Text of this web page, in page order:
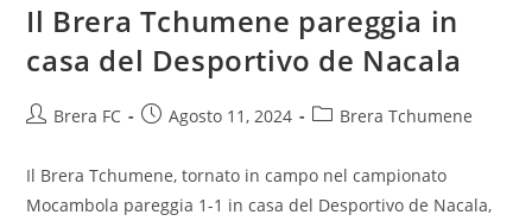
Il Brera Tchumene pareggia in
casa del Desportivo de Nacala
Brera FC Agosto 11, 2024 Brera Tchumene
Il Brera Tchumene, tornato in campo nel campionato
Mocambola pareggia 1-1 in casa del Desportivo de Nacala,